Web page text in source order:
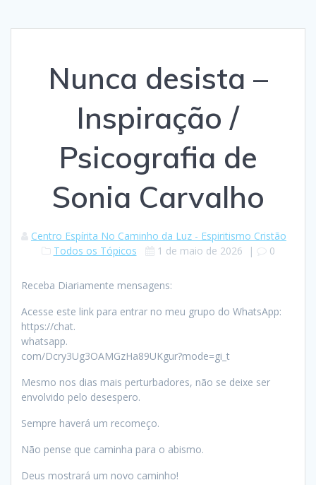
Nunca desista –
Inspiração /
Psicografia de
Sonia Carvalho
Centro Espírita No Caminho da Luz - Espiritismo Cristão
Todos os Tópicos
1 de maio de 2026 | 0
Receba Diariamente mensagens:
Acesse este link para entrar no meu grupo do WhatsApp:
https://chat.
whatsapp.
com/Dcry3Ug3OAMGzHa89UKgur?mode=gi_t
Mesmo nos dias mais perturbadores, não se deixe ser
envolvido pelo desespero.
Sempre haverá um recomeço.
Não pense que caminha para o abismo.
Deus mostrará um novo caminho!